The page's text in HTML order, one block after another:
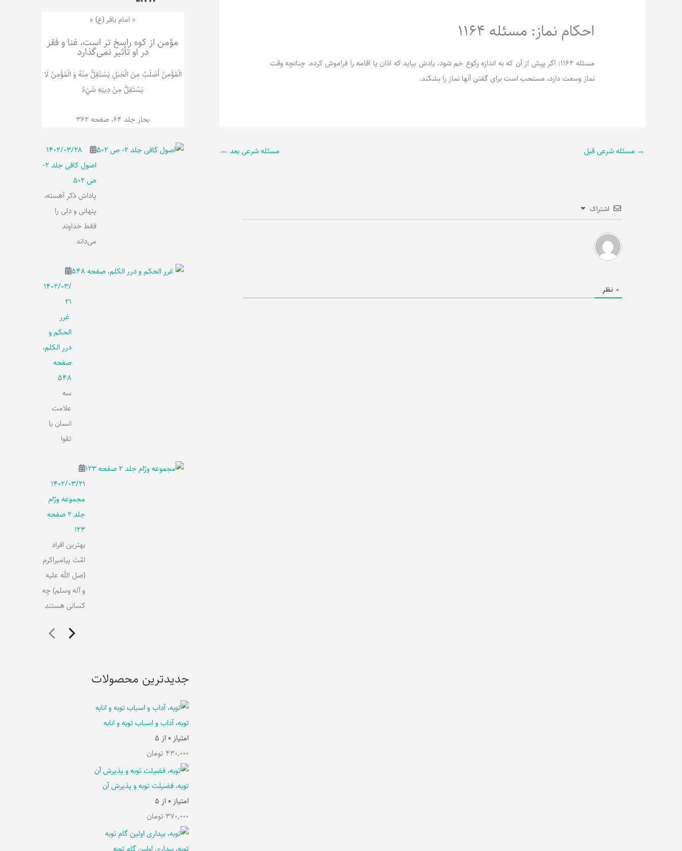
ه
احکام نماز: مسئله 1164
مسئله 1164: اگر پیش از آن که به اندازه رکوع خم شود، یادش بیاید که اذان یا اقامه را فراموش کرده، چنانچه وقت
نماز وسعت دارد، مستحب است برای گفتن آنها نماز را بشکند.
→ مسئله شرعی قبل مسئله شرعی بعد ←
اشتراک
0 نظر
« امام باقر (ع) »
مؤمن از کوه راسخ تر است، غنا و فقر
در او تأثیر نمی‌گذارد
الْمُؤْمِنُ‌ أَصْلَبُ‌ مِنَ‌ الْجَبَلِ‌ یَسْتَقِلُّ مِنْهُ وَ الْمُؤْمِنُ لَا
يَسْتَقِلُّ مِنْ دِينِهِ شَيْ‌ءٌ
بحار جلد 64، صفحه 362
۱۴۰۲/۰۳/۲۸
اصول کافی جلد 2-
ص 502
پاداش ذکر آهسته،
پنهانی و دلی را
فقط خداوند
می‌داند
۱۴۰۲/۰۳/
۲۱
غرر
الحکم و
درر الکلم،
صفحه
548
سه
علامت
انسان با
تقوا
۱۴۰۲/۰۳/۲۱
مجموعه ورّام
جلد 2 صفحه
123
بهترین افراد
امّت پیامبراکرم
(صل الله علیه
و آله وسلم) چه
کسانی هستند
جدیدترین محصولات
توبه، آداب و اسباب توبه و انابه
امتیاز 0 از 5
430,000 تومان
توبه، فضیلت توبه و پذیرش آن
امتیاز 0 از 5
370,000 تومان
توبه، بیداری اولین گام توبه